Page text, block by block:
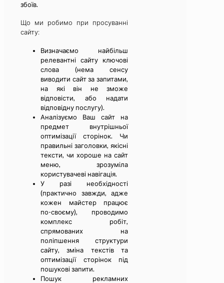
збоїв.
Що ми робимо при просуванні
сайту:
Визначаємо найбільш
релевантні сайту ключові
слова (нема сенсу
виводити сайт за запитами,
на які він не зможе
відповісти, або надати
відповідну послугу).
Аналізуємо Ваш сайт на
предмет внутрішньої
оптимізації сторінок. Чи
правильні заголовки, якісні
тексти, чи хороше на сайт
меню, зрозуміла
користувачеві навігація.
У разі необхідності
(практично завжди, адже
кожен майстер працює
по-своєму), проводимо
комплекс робіт,
спрямованих на
поліпшення структури
сайту, зміна текстів та
оптимізації сторінок під
пошукові запити.
Пошук рекламних